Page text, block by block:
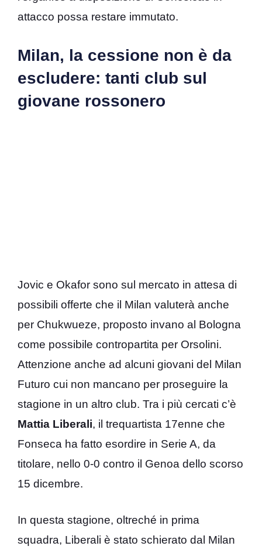
attacco possa restare immutato.
Milan, la cessione non è da
escludere: tanti club sul
giovane rossonero
Jovic e Okafor sono sul mercato in attesa di
possibili offerte che il Milan valuterà anche
per Chukwueze, proposto invano al Bologna
come possibile contropartita per Orsolini.
Attenzione anche ad alcuni giovani del Milan
Futuro cui non mancano per proseguire la
stagione in un altro club. Tra i più cercati c’è
Mattia Liberali, il trequartista 17enne che
Fonseca ha fatto esordire in Serie A, da
titolare, nello 0-0 contro il Genoa dello scorso
15 dicembre.
In questa stagione, oltreché in prima
squadra, Liberali è stato schierato dal Milan